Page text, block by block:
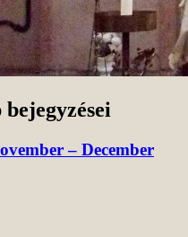
bejegyzései
– December